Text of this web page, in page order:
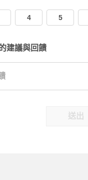
4 5
建議與回饋
送出